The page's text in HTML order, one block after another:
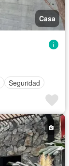
Casa
Seguridad